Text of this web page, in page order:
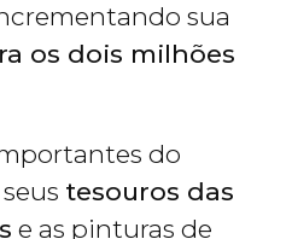
sua
os dois milhões
do
tesouros das
e as pinturas de